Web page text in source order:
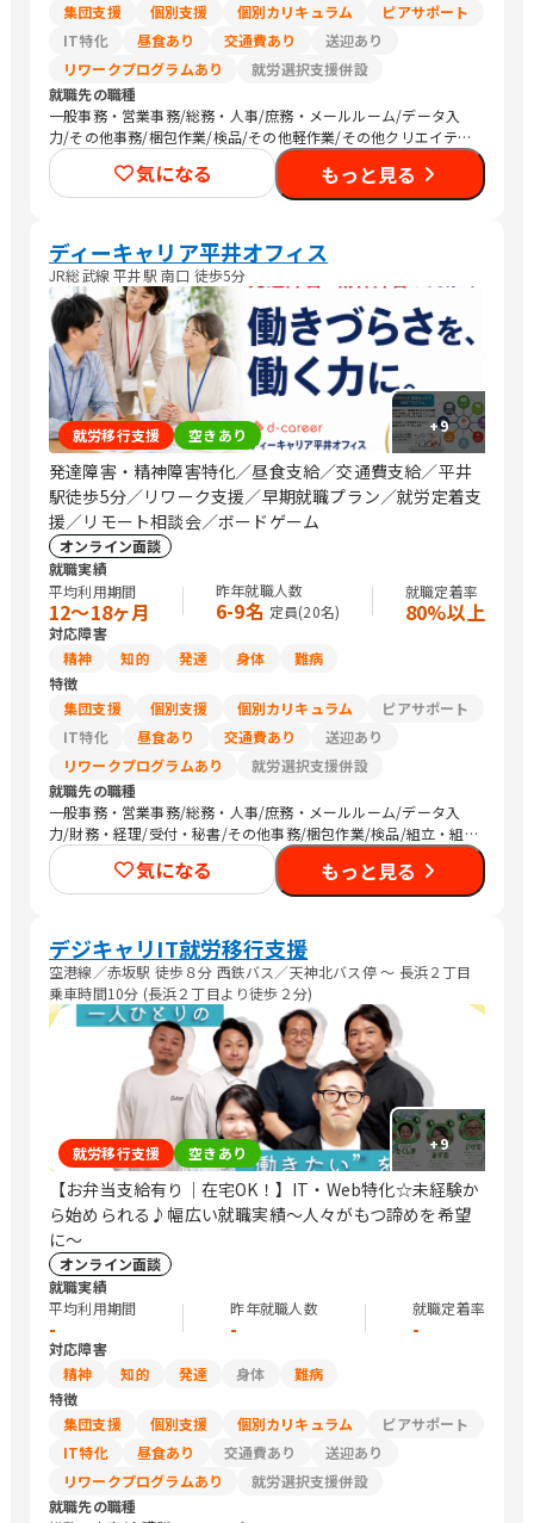
集団支援
個別支援 個別カリキュラム
ピアサポート
IT特化
昼食あり 交通費あり
送迎あり
リワークプログラムあり
就労選択支援併設
就職先の職種
一般事務・営業事務/総務・人事/庶務・メールルーム/データ入
力/その他事務/梱包作業/検品/その他軽作業/その他クリエイティ
ブ/介護職員・ヘルパー/医療関連職/清掃/農作業
気になる もっと見る
ディーキャリア平井オフィス
JR総武線 平井駅 南口 徒歩5分
+9
就労移行支援 空きあり
発達障害・精神障害特化／昼食支給／交通費支給／平井
駅徒歩5分／リワーク支援／早期就職プラン／就労定着支
援／リモート相談会／ボードゲーム
オンライン面談
就職実績
平均利用期間
12〜18ヶ月
昨年就職人数
6-9名 定員(20名)
就職定着率
80%以上
対応障害
精神
知的 発達 身体
難病
特徴
集団支援
個別支援 個別カリキュラム
ピアサポート
IT特化
昼食あり 交通費あり
送迎あり
リワークプログラムあり
就労選択支援併設
就職先の職種
一般事務・営業事務/総務・人事/庶務・メールルーム/データ入
力/財務・経理/受付・秘書/その他事務/梱包作業/検品/組立・組
付け/その他軽作業/販売スタッフ・接客/バックヤード・商品管
理/デザイナー/SEプログラマ/CADオペレーター/その他技術/看護
師/介護職員・ヘルパー/研究員/清掃/その他
気になる もっと見る
デジキャリIT就労移行支援
空港線／赤坂駅 徒歩８分 西鉄バス／天神北バス停 〜 長浜２丁目
乗車時間10分 (長浜２丁目より徒歩２分)
+9
就労移行支援 空きあり
【お弁当支給有り｜在宅OK！】IT・Web特化☆未経験か
ら始められる♪幅広い就職実績〜人々がもつ諦めを希望
に〜
オンライン面談
就職実績
平均利用期間
-
昨年就職人数
-
就職定着率
-
対応障害
精神
知的 発達 身体
難病
特徴
集団支援
個別支援 個別カリキュラム
ピアサポート
IT特化
昼食あり 交通費あり
送迎あり
リワークプログラムあり
就労選択支援併設
就職先の職種